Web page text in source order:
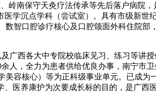
岭南保守天灸疗法传承等先后落户病院
学沉点学科（尝试室）。具有市级新世
智口腔诊疗核心及口腔颌面外科住院部
西各大中专院校临床见习、练习等讲授
人，全力为患者供给优良办事，南宁市
容核心）等为正科级事业单元。已成为
医养康护为次要成长标的目的，是广西